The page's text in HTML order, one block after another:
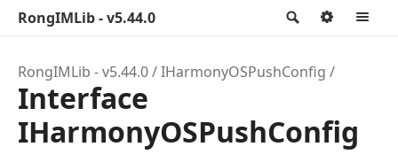
Search
RongIMLib - v5.44.0 Options
RongIMLib - v5.44.0 IHarmonyOSPushConfig
Interface
IHarmonyOSPushConfig